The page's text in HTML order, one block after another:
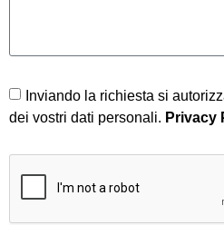
Inviando la richiesta si
dei vostri dati personali. Privacy